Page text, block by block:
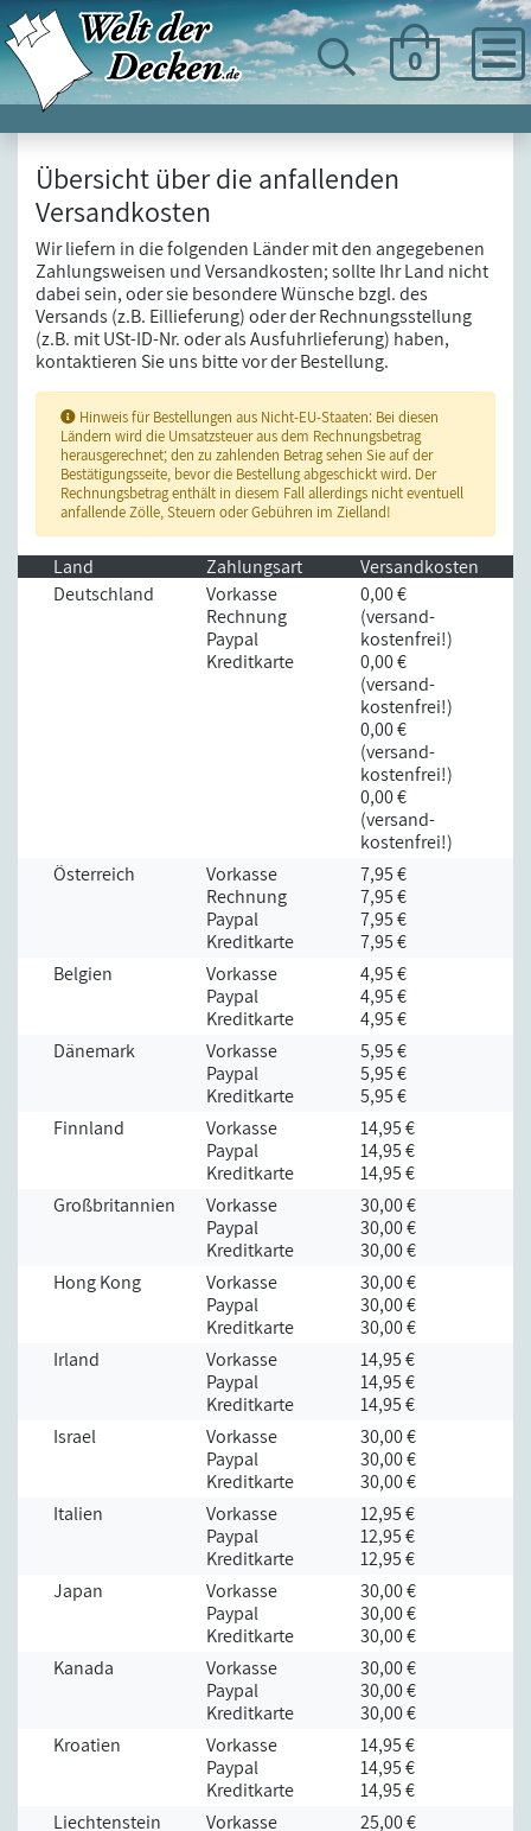
0
Übersicht über die anfallenden
Versandkosten
Wir liefern in die folgenden Länder mit den angegebenen
Zahlungsweisen und Versandkosten; sollte Ihr Land nicht
dabei sein, oder sie besondere Wünsche bzgl. des
Versands (z.B. Eillieferung) oder der Rechnungsstellung
(z.B. mit USt-ID-Nr. oder als Ausfuhrlieferung) haben,
kontaktieren Sie uns bitte vor der Bestellung.
Hinweis für Bestellungen aus Nicht-EU-Staaten: Bei diesen
Ländern wird die Umsatzsteuer aus dem Rechnungsbetrag
herausgerechnet; den zu zahlenden Betrag sehen Sie auf der
Bestätigungsseite, bevor die Bestellung abgeschickt wird. Der
Rechnungsbetrag enthält in diesem Fall allerdings nicht eventuell
anfallende Zölle, Steuern oder Gebühren im Zielland!
Land Zahlungsart
Versandkosten
Deutschland
Vorkasse
Rechnung
Paypal
Kreditkarte
0,00 €
(versand­
kostenfrei!)
0,00 €
(versand­
kostenfrei!)
0,00 €
(versand­
kostenfrei!)
0,00 €
(versand­
kostenfrei!)
Österreich
Vorkasse
Rechnung
Paypal
Kreditkarte
7,95 €
7,95 €
7,95 €
7,95 €
Belgien
Vorkasse
Paypal
Kreditkarte
4,95 €
4,95 €
4,95 €
Dänemark
Vorkasse
Paypal
Kreditkarte
5,95 €
5,95 €
5,95 €
Finnland
Vorkasse
Paypal
Kreditkarte
14,95 €
14,95 €
14,95 €
Großbritannien
Vorkasse
Paypal
Kreditkarte
30,00 €
30,00 €
30,00 €
Hong Kong
Vorkasse
Paypal
Kreditkarte
30,00 €
30,00 €
30,00 €
Irland
Vorkasse
Paypal
Kreditkarte
14,95 €
14,95 €
14,95 €
Israel
Vorkasse
Paypal
Kreditkarte
30,00 €
30,00 €
30,00 €
Italien
Vorkasse
Paypal
Kreditkarte
12,95 €
12,95 €
12,95 €
Japan
Vorkasse
Paypal
Kreditkarte
30,00 €
30,00 €
30,00 €
Kanada
Vorkasse
Paypal
Kreditkarte
30,00 €
30,00 €
30,00 €
Kroatien
Vorkasse
Paypal
Kreditkarte
14,95 €
14,95 €
14,95 €
Liechtenstein
Vorkasse
25,00 €